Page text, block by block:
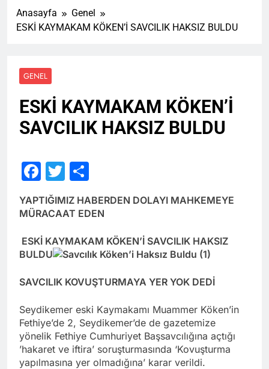
Anasayfa
Genel
ESKİ KAYMAKAM KÖKEN’İ SAVCILIK HAKSIZ BULDU
GENEL
ESKİ KAYMAKAM KÖKEN’İ
SAVCILIK HAKSIZ BULDU
Facebook
Twitter
YAPTIĞIMIZ HABERDEN DOLAYI MAHKEMEYE
MÜRACAAT EDEN
ESKİ KAYMAKAM KÖKEN’İ SAVCILIK HAKSIZ
BULDU
SAVCILIK KOVUŞTURMAYA YER YOK DEDİ
Seydikemer eski Kaymakamı Muammer Köken’in
Fethiye’de 2, Seydikemer’de de gazetemize
yönelik Fethiye Cumhuriyet Başsavcılığına açtığı
’hakaret ve iftira’ soruşturmasında ‘Kovuşturma
yapılmasına yer olmadığına’ karar verildi.